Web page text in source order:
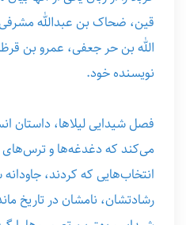
قین، ضحاک بن عبدالله
الله بن حر جعفی، عمرو بن
نویسنده خود.
فصل شیدایی لیلاها، داستان
می‌کند که دغدغه‌ها و ترس‌های
انتخاب‌هایی که کردند،
رشادتشان، نامشان در تاریخ